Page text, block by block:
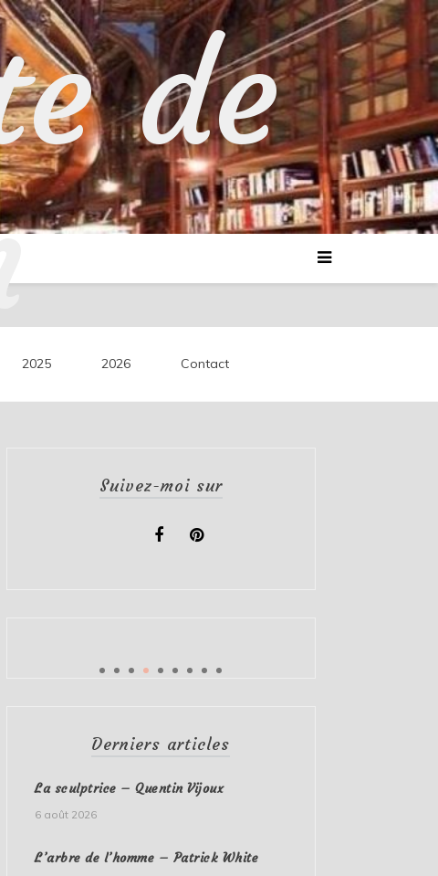
de
2025 2026 Contact
Suivez-moi sur
Derniers articles
La sculptrice – Quentin Vijoux
6 août 2026
L’arbre de l’homme – Patrick White